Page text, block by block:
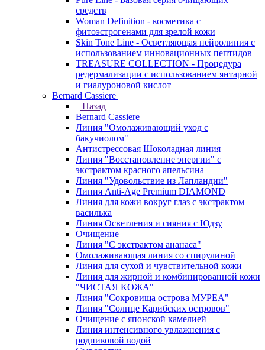
средств
Woman Definition - косметика с
фитоэстрогенами для зрелой кожи
Skin Tone Line - Осветляющая нейролиния с
использованием инновационных пептидов
TREASURE COLLECTION - Процедура
редермализации с использованием янтарной
и гиалуроновой кислот
Bernard Cassiere
Назад
Bernard Cassiere
Линия "Омолаживающий уход с
бакучиолом"
Антистрессовая Шоколадная линия
Линия "Восстановление энергии" с
экстрактом красного апельсина
Линия "Удовольствие из Лапландии"
Линия Anti-Age Premium DIAMOND
Линия для кожи вокруг глаз с экстрактом
василька
Линия Осветления и сияния с Юдзу
Очищение
Линия "С экстрактом ананаса"
Омолаживающая линия со спирулиной
Линия для сухой и чувствительной кожи
Линия для жирной и комбинированной кожи
"ЧИСТАЯ КОЖА"
Линия "Сокровища острова МУРЕА"
Линия "Солнце Карибских островов"
Очищение с японской камелией
Линия интенсивного увлажнения с
родниковой водой